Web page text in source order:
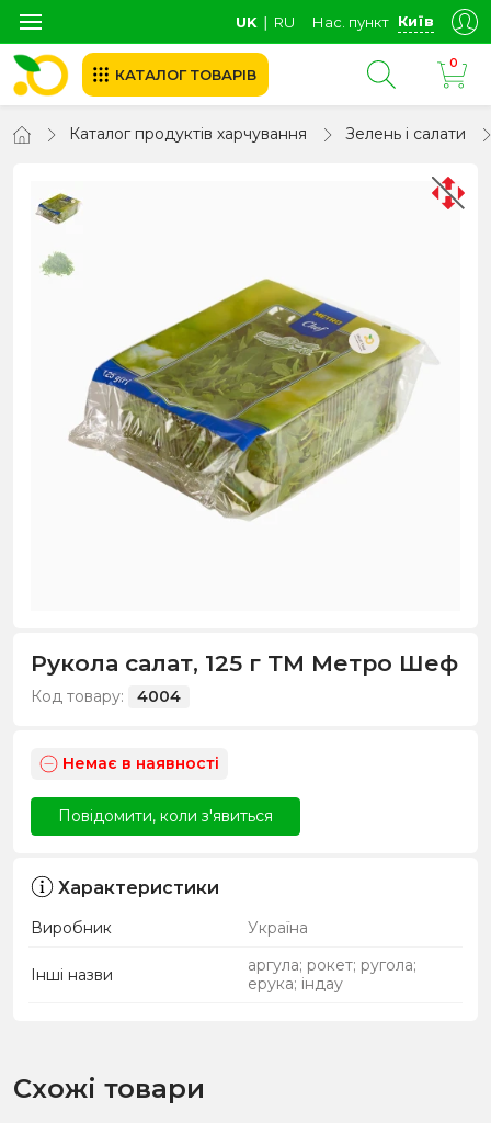
UK ∣ RU Нас. пункт Київ
КАТАЛОГ ТОВАРІВ
0
Каталог продуктів харчування Зелень і салати
Рукола салат, 125 г ТМ Метро Шеф
Код товару: 4004
Немає в наявності
Повідомити, коли з'явиться
Характеристики
Виробник Україна
Інші назви
аргула; рокет; ругола;
ерука; індау
Схожі товари